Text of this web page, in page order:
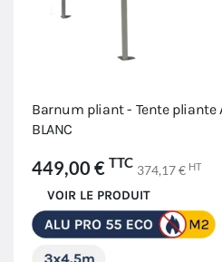
Barnum pliant - Tente pliante
BLANC
449,00 € TTC 374,17 € HT
VOIR LE PRODUIT